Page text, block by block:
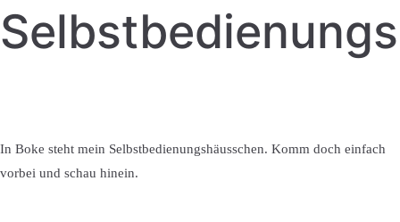
In Boke steht mein Selbstbedienungshäusschen. Komm doch einfach
vorbei und schau hinein.